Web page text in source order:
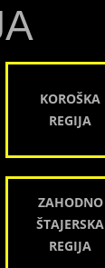
KOROŠKA
REGIJA
ZAHODNO
ŠTAJERSKA
REGIJA